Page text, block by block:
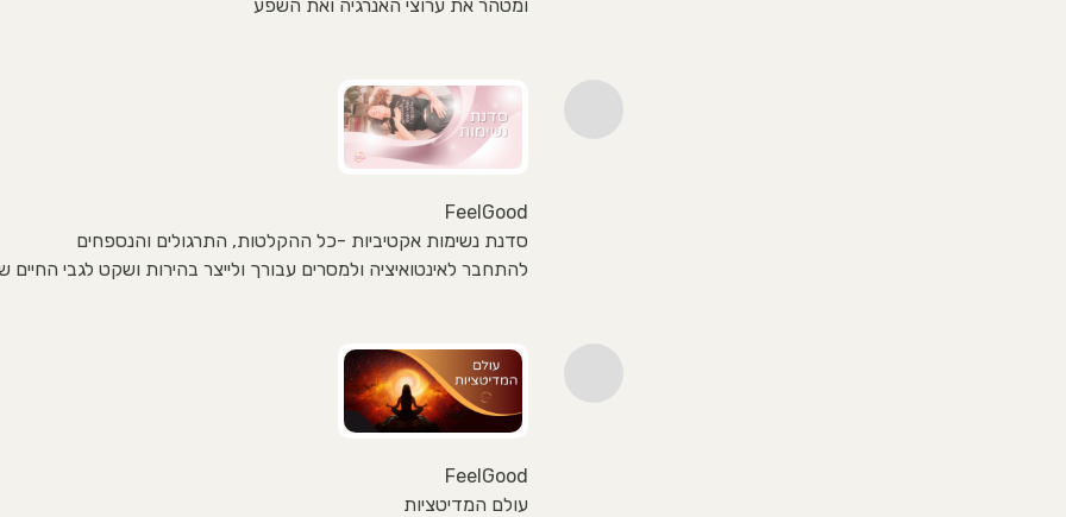
ומטהר את ערוצי האנרגיה ואת השפע
FeelGood
סדנת נשימות אקטיביות -כל ההקלטות, התרגולים והנספחים
להתחבר לאינטואיציה ולמסרים עבורך ולייצר בהירות ושקט לגבי החיים
FeelGood
עולם המדיטציות